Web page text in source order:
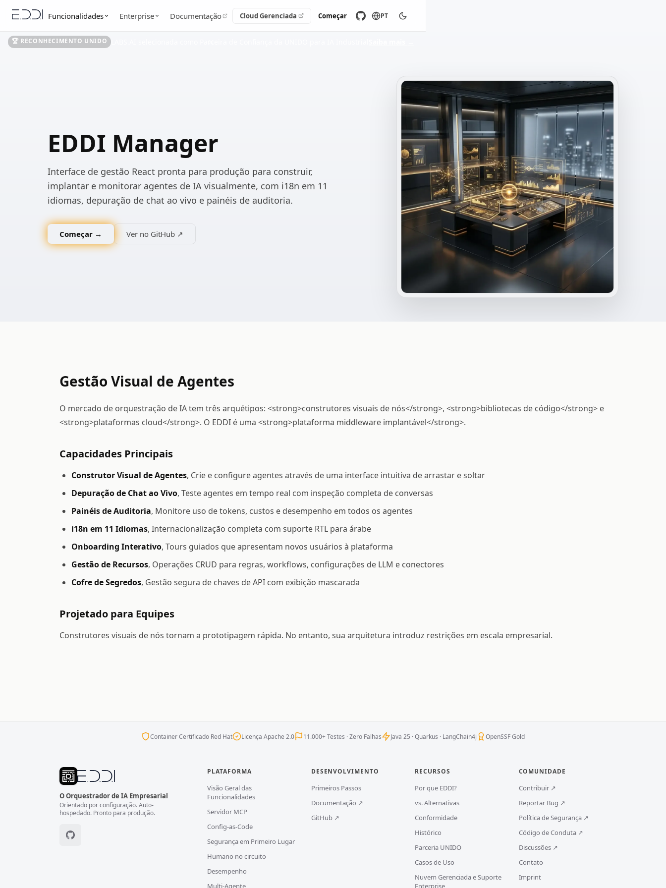
🏆 RECONHECIMENTO UNIDO
Funcionalidades Enterprise Documentação Cloud Gerenciada Começar PT
EDDI Manager
Interface de gestão React pronta para produção para construir,
implantar e monitorar agentes de IA visualmente, com i18n em 11
idiomas, depuração de chat ao vivo e painéis de auditoria.
Começar → Ver no GitHub ↗
Gestão Visual de Agentes
O mercado de orquestração de IA tem três arquétipos: <strong>construtores visuais de nós</strong>, <strong>bibliotecas de código</strong> e
<strong>plataformas cloud</strong>. O EDDI é uma <strong>plataforma middleware implantável</strong>.
Capacidades Principais
Construtor Visual de Agentes, Crie e configure agentes através de uma interface intuitiva de arrastar e soltar
Depuração de Chat ao Vivo, Teste agentes em tempo real com inspeção completa de conversas
Painéis de Auditoria, Monitore uso de tokens, custos e desempenho em todos os agentes
i18n em 11 Idiomas, Internacionalização completa com suporte RTL para árabe
Onboarding Interativo, Tours guiados que apresentam novos usuários à plataforma
Gestão de Recursos, Operações CRUD para regras, workflows, configurações de LLM e conectores
Cofre de Segredos, Gestão segura de chaves de API com exibição mascarada
Projetado para Equipes
Construtores visuais de nós tornam a prototipagem rápida. No entanto, sua arquitetura introduz restrições em escala empresarial.
Container Certificado Red Hat Licença Apache 2.0 11.000+ Testes · Zero Falhas Java 25 · Quarkus · LangChain4j OpenSSF Gold
O Orquestrador de IA Empresarial
Orientado por configuração. Auto-
hospedado. Pronto para produção.
PLATAFORMA
Visão Geral das
Funcionalidades
Servidor MCP
Config-as-Code
Segurança em Primeiro Lugar
Humano no circuito
Desempenho
Multi-Agente
DESENVOLVIMENTO
Primeiros Passos
Documentação ↗
GitHub ↗
RECURSOS
Por que EDDI?
vs. Alternativas
Conformidade
Histórico
Parceria UNIDO
Casos de Uso
Nuvem Gerenciada e Suporte
Enterprise
COMUNIDADE
Contribuir ↗
Reportar Bug ↗
Política de Segurança ↗
Código de Conduta ↗
Discussões ↗
Contato
Imprint